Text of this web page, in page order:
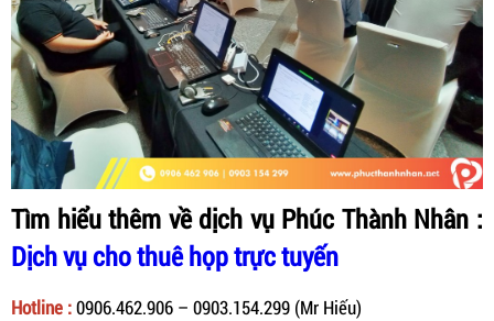
Tìm hiểu thêm về dịch vụ Phúc Thành Nhân :
Dịch vụ cho thuê họp trực tuyến
Hotline :0906.462.906 – 0903.154.299 (Mr Hiếu)